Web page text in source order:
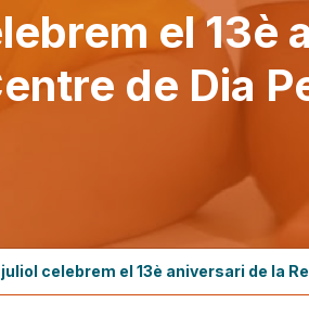
el 13è
de Dia
celebrem el 13è aniversari de la